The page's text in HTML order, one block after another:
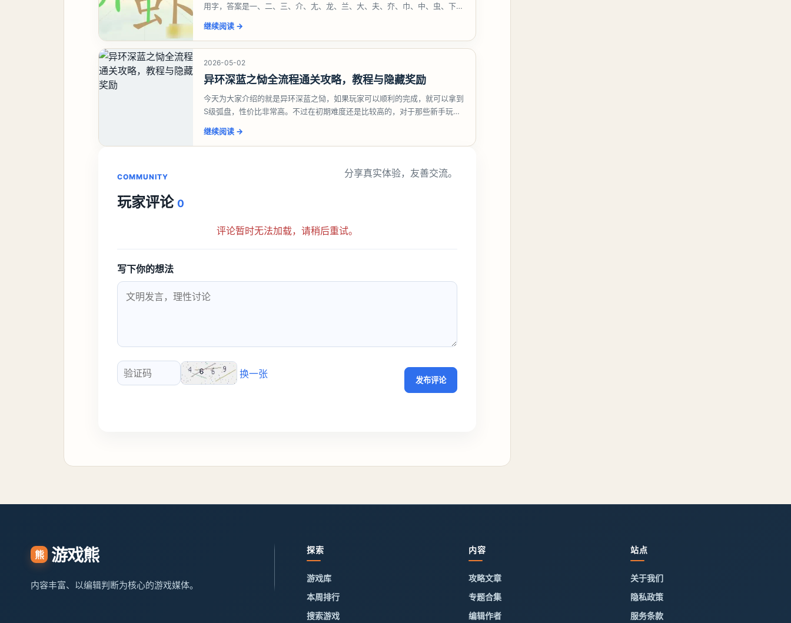
用字，答案是一、二、三、介、尢、龙、兰、大、夫、夰、巾、中、虫、下、
继续阅读 →
2026-05-02
异环深蓝之恸全流程通关攻略，教程与隐藏奖励
今天为大家介绍的就是异环深蓝之恸，如果玩家可以顺利的完成，就可以拿到
S级弧盘，性价比非常高。不过在初期难度还是比较高的，对于那些新手玩家
继续阅读 →
COMMUNITY
玩家评论 0
分享真实体验，友善交流。
评论暂时无法加载，请稍后重试。
写下你的想法
验证码
换一张
发布评论
熊 游戏熊
内容丰富、以编辑判断为核心的游戏媒体。
探索
游戏库
本周排行
搜索游戏
内容
攻略文章
专题合集
编辑作者
站点
关于我们
隐私政策
服务条款